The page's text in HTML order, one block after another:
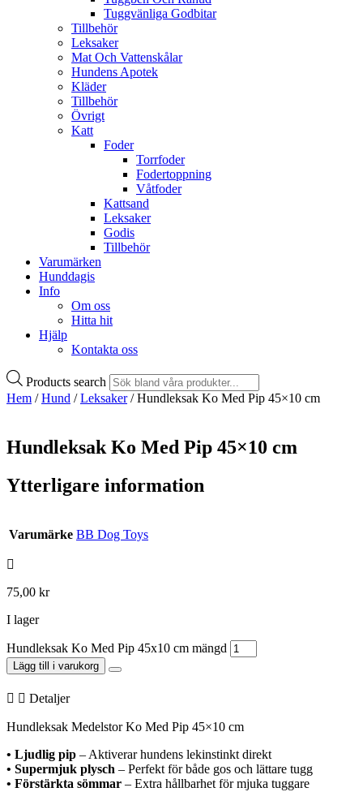
Tuggvänliga Godbitar
Tillbehör
Leksaker
Mat Och Vattenskålar
Hundens Apotek
Kläder
Tillbehör
Övrigt
Katt
Foder
Torrfoder
Fodertoppning
Våtfoder
Kattsand
Leksaker
Godis
Tillbehör
Varumärken
Hunddagis
Info
Om oss
Hitta hit
Hjälp
Kontakta oss
Products search
Hem /Hund /Leksaker/ Hundleksak Ko Med Pip 45×10 cm
Hundleksak Ko Med Pip 45×10 cm
Ytterligare information
Varumärke BB Dog Toys
75,00 kr
I lager
Hundleksak Ko Med Pip 45x10 cm mängd
Lägg till i varukorg
Detaljer
Hundleksak Medelstor Ko Med Pip 45×10 cm
• Ljudlig pip – Aktiverar hundens lekinstinkt direkt
• Supermjuk plysch – Perfekt för både gos och lättare tugg
• Förstärkta sömmar – Extra hållbarhet för mjuka tuggare